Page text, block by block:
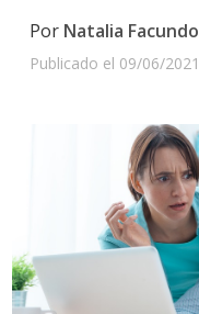
Por Natalia Facundo
Publicado el 09/06/2021